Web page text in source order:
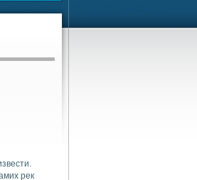
рек